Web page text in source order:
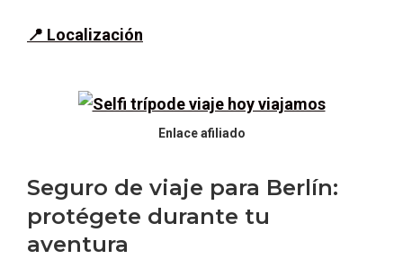
📍 Localización
Enlace afiliado
Seguro de viaje para Berlín:
protégete durante tu
aventura